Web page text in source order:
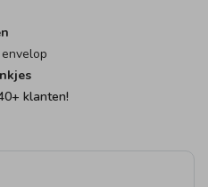
+ klanten!